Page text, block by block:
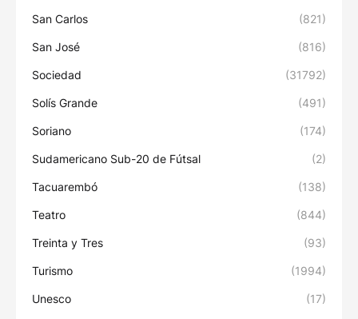
San Carlos (821)
San José (816)
Sociedad (31792)
Solís Grande (491)
Soriano (174)
Sudamericano Sub-20 de Fútsal (2)
Tacuarembó (138)
Teatro (844)
Treinta y Tres (93)
Turismo (1994)
Unesco (17)